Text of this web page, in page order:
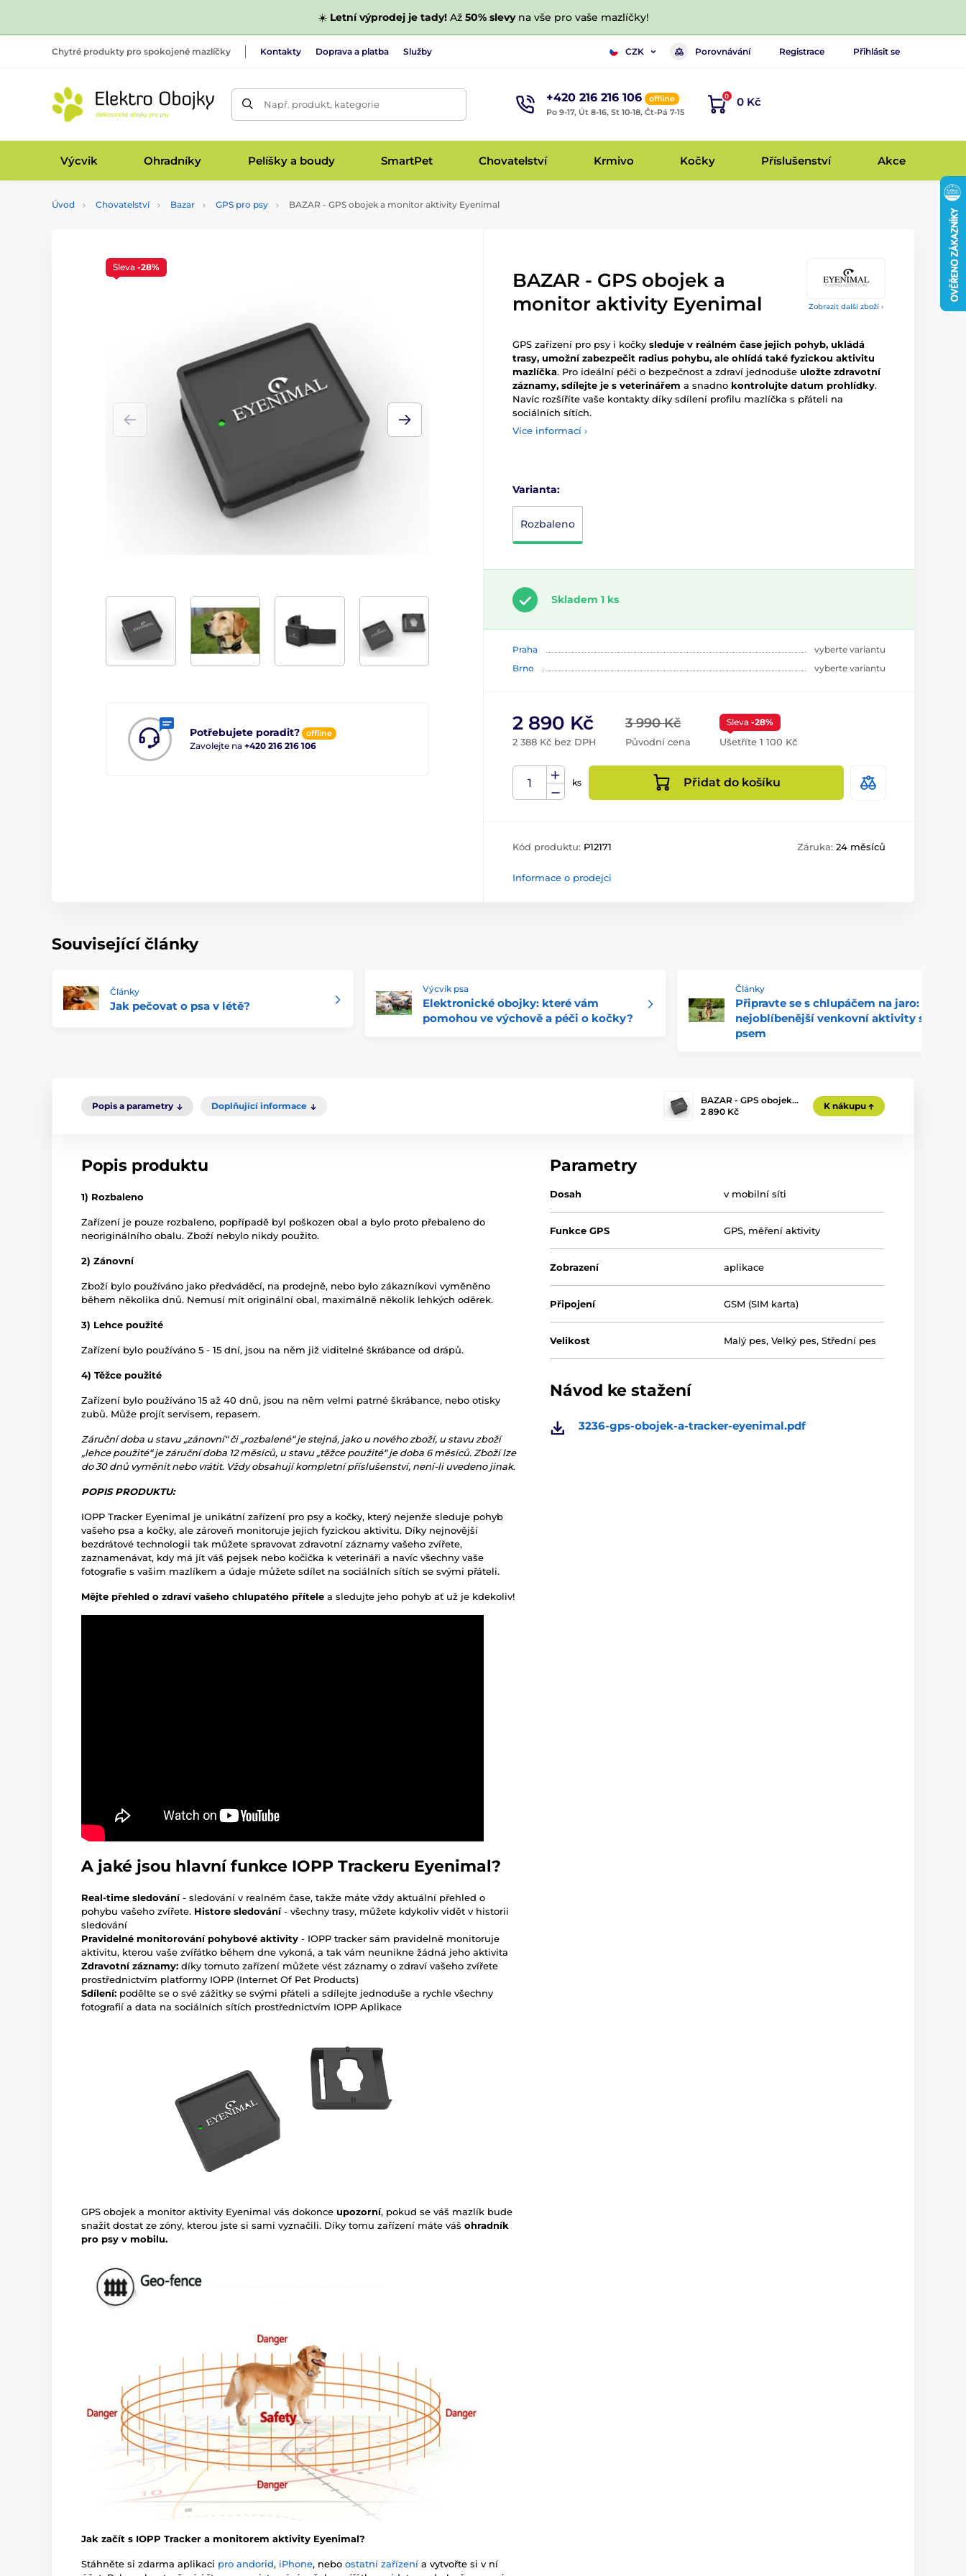
☀️ Letní výprodej je tady!Až 50% slevyna vše pro vaše mazlíčky!
Chytré produkty pro spokojené mazlíčky Kontakty Doprava a platba Služby CZK Porovnávání Registrace Přihlásit se
Např. produkt, kategorie +420 216 216 106
offline
Po 9-17, Út 8-16, St 10-18, Čt-Pá 7-15
0 0 Kč
Výcvik Ohradníky Pelíšky a boudy SmartPet Chovatelství Krmivo Kočky Příslušenství Akce
Úvod Chovatelství Bazar GPS pro psy BAZAR - GPS obojek a monitor aktivity Eyenimal
Zobrazit další zboží ›
Potřebujete poradit? offline
Zavolejte na +420 216 216 106
Sleva -28%
BAZAR - GPS obojek a
monitor aktivity Eyenimal
GPS zařízení pro psy i kočky sleduje v reálném čase jejich pohyb, ukládá
trasy, umožní zabezpečit radius pohybu, ale ohlídá také fyzickou aktivitu
mazlíčka. Pro ideální péči o bezpečnost a zdraví jednoduše uložte zdravotní
záznamy, sdílejte je s veterinářem a snadno kontrolujte datum prohlídky.
Navíc rozšíříte vaše kontakty díky sdílení profilu mazlíčka s přáteli na
sociálních sítích.
Více informací ›
Varianta:
Rozbaleno
Skladem 1 ks
Praha
vyberte variantu
Brno
vyberte variantu
3 990 Kč
Původní cena
2 890 Kč
2 388 Kč bez DPH
Sleva -28%
Ušetříte 1 100 Kč
ks Přidat do košíku
Kód produktu: P12171 Záruka: 24 měsíců
Informace o prodejci
Související články
Články
Jak pečovat o psa v létě?
Výcvik psa
Elektronické obojky: které vám
pomohou ve výchově a péči o kočky?
Články
Připravte se s chlupáčem na jaro: 4
nejoblíbenější venkovní aktivity se
psem
Popis a parametry Doplňující informace
BAZAR - GPS obojek…
2 890 Kč
K nákupu
Popis produktu
1) Rozbaleno
Zařízení je pouze rozbaleno, popřípadě byl poškozen obal a bylo proto přebaleno do
neoriginálního obalu. Zboží nebylo nikdy použito.
2) Zánovní
Zboží bylo používáno jako předváděcí, na prodejně, nebo bylo zákazníkovi vyměněno
během několika dnů. Nemusí mít originální obal, maximálně několik lehkých oděrek.
3) Lehce použité
Zařízení bylo používáno 5 - 15 dní, jsou na něm již viditelné škrábance od drápů.
4) Těžce použité
Zařízení bylo používáno 15 až 40 dnů, jsou na něm velmi patrné škrábance, nebo otisky
zubů. Může projít servisem, repasem.
Záruční doba u stavu „zánovní“ či „rozbalené“ je stejná, jako u nového zboží, u stavu zboží
„lehce použité“ je záruční doba 12 měsíců, u stavu „těžce použité“ je doba 6 měsíců. Zboží lze
do 30 dnů vyměnit nebo vrátit. Vždy obsahují kompletní příslušenství, není-li uvedeno jinak.
POPIS PRODUKTU:
IOPP Tracker Eyenimal je unikátní zařízení pro psy a kočky, který nejenže sleduje pohyb
vašeho psa a kočky, ale zároveň monitoruje jejich fyzickou aktivitu. Díky nejnovější
bezdrátové technologii tak můžete spravovat zdravotní záznamy vašeho zvířete,
zaznamenávat, kdy má jít váš pejsek nebo kočička k veterináři a navíc všechny vaše
fotografie s vašim mazlíkem a údaje můžete sdílet na sociálních sítích se svými přáteli.
Mějte přehled o zdraví vašeho chlupatého přítele a sledujte jeho pohyb ať už je kdekoliv!
A jaké jsou hlavní funkce IOPP Trackeru Eyenimal?
Real-time sledování- sledování v realném čase, takže máte vždy aktuální přehled o
pohybu vašeho zvířete. Histore sledování- všechny trasy, můžete kdykoliv vidět v historii
sledování
Pravidelné monitorování pohybové aktivity - IOPP tracker sám pravidelně monitoruje
aktivitu, kterou vaše zvířátko během dne vykoná, a tak vám neunikne žádná jeho aktivita
Zdravotní záznamy: díky tomuto zařízení můžete vést záznamy o zdraví vašeho zvířete
prostřednictvím platformy IOPP (Internet Of Pet Products)
Sdílení: podělte se o své zážitky se svými přáteli a sdílejte jednoduše a rychle všechny
fotografií a data na sociálních sítích prostřednictvím IOPP Aplikace
GPS obojek a monitor aktivity Eyenimal vás dokonce upozorní, pokud se váš mazlík bude
snažit dostat ze zóny, kterou jste si sami vyznačili. Díky tomu zařízení máte váš ohradník
pro psy v mobilu.
Jak začít s IOPP Tracker a monitorem aktivity Eyenimal?
Stáhněte si zdarma aplikaci pro andorid, iPhone, nebo ostatní zařízení a vytvořte si v ní
Parametry
Dosah v mobilní síti
Funkce GPS GPS, měření aktivity
Zobrazení aplikace
Připojení GSM (SIM karta)
Velikost Malý pes,Velký pes,Střední pes
Návod ke stažení
3236-gps-obojek-a-tracker-eyenimal.pdf